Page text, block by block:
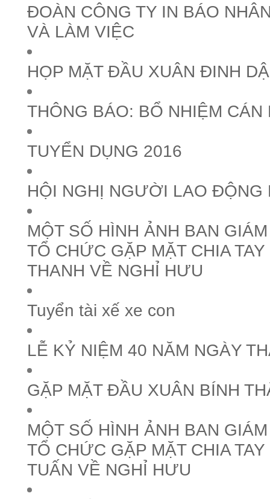
ĐOÀN CÔNG TY IN BÁO
VÀ LÀM VIỆC
HỌP MẶT ĐẦU XUÂN ĐINH
THÔNG BÁO: BỔ NHIỆM
TUYỂN DỤNG 2016
HỘI NGHỊ NGƯỜI LAO ĐỘNG
MỘT SỐ HÌNH ẢNH BAN
TỔ CHỨC GẶP MẶT CHIA
THANH VỀ NGHỈ HƯU
Tuyển tài xế xe con
LỄ KỶ NIỆM 40 NĂM NGÀY
GẶP MẶT ĐẦU XUÂN BÍNH
MỘT SỐ HÌNH ẢNH BAN
TỔ CHỨC GẶP MẶT CHIA
TUẤN VỀ NGHỈ HƯU